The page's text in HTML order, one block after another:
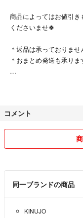
商品によってはお値引
くださいませ🍀
＊返品は承っておりませ
＊おまとめ発送も承りま
商品を売り切りたいと
コメント
同一ブランドの商品
KINUJO